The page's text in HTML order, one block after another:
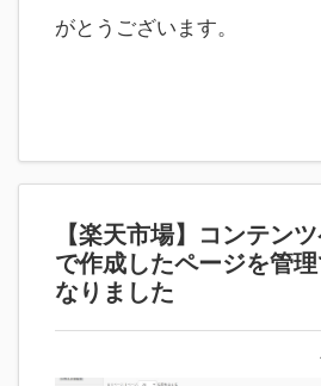
がとうございます。
【楽天市場】コンテン
で作成したページを管
なりました